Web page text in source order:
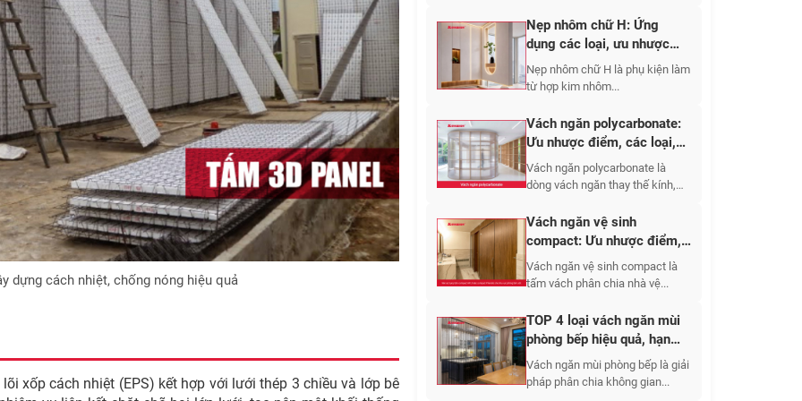
dựng cách nhiệt, chống nóng hiệu quả
xốp cách nhiệt (EPS) kết hợp với lưới thép 3 chiều và lớp bê
Nẹp nhôm chữ H: Ứng
dụng các loại, ưu nhược
điểm, báo giá 2026
Nẹp nhôm chữ H là phụ kiện làm
từ hợp kim nhôm...
Vách ngăn polycarbonate:
Ưu nhược điểm, các loại,
ứng dụng 2026
Vách ngăn polycarbonate là
dòng vách ngăn thay thế kính,
Vách ngăn vệ sinh
compact: Ưu nhược điểm,
báo giá các loại 2026
Vách ngăn vệ sinh compact là
tấm vách phân chia nhà vệ...
TOP 4 loại vách ngăn mùi
phòng bếp hiệu quả, hạn
chế bám bẩn
Vách ngăn mùi phòng bếp là giải
pháp phân chia không gian...